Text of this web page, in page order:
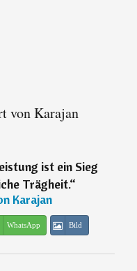
von Karajan
ist ein Sieg
Trägheit.“
Karajan
WhatsApp Bild